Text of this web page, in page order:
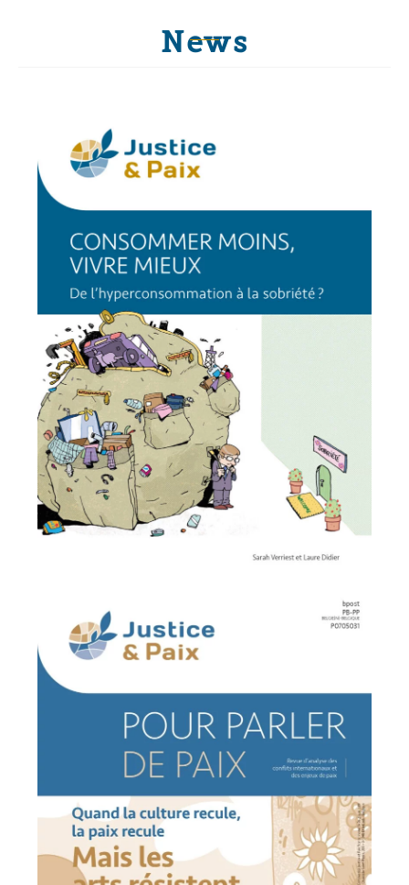
News
News Our publications
Quand la culture recule,
la paix recule. Mais les
arts résistent
Revue Pour parler de paix – culture et paix, arts
et résistance Une revue consacrée au rôle de...